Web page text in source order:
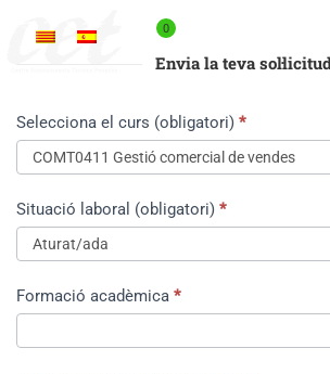
0
Envia la teva
Inscripció
Selecciona el curs (obligatori) *
Situació laboral (obligatori) *
Formació acadèmica *